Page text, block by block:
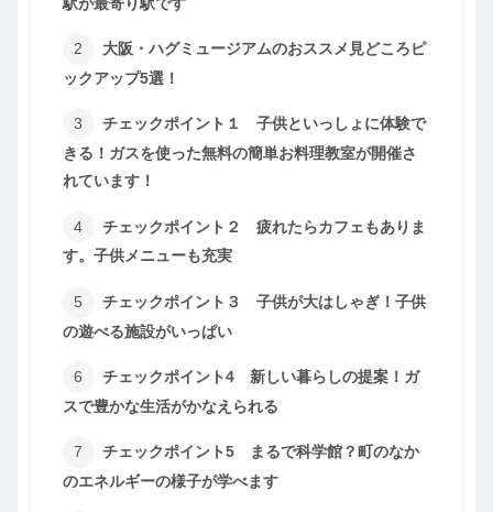
大阪・ハグミュージアムのおススメ見どころピ
ックアップ5選！
チェックポイント１ 子供といっしょに体験で
きる！ガスを使った無料の簡単お料理教室が開催さ
れています！
チェックポイント２ 疲れたらカフェもありま
す。子供メニューも充実
チェックポイント３ 子供が大はしゃぎ！子供
の遊べる施設がいっぱい
チェックポイント4 新しい暮らしの提案！ガ
スで豊かな生活がかなえられる
チェックポイント5 まるで科学館？町のなか
のエネルギーの様子が学べます